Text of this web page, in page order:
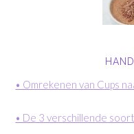
• Omrekenen van Cups
• De 3 verschillende